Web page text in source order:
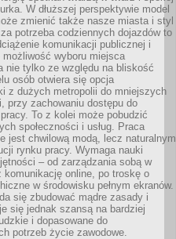
W dłuższej perspektywie model
zmienić także nasze miasta i styl
potrzeba codziennych dojazdów to
komunikacji publicznej i
wyboru miejsca
nie tylko ze względu na bliskość
osób otwiera się opcja
z dużych metropolii do mniejszych
przy zachowaniu dostępu do
To z kolei może pobudzić
społeczności i usług. Praca
jest chwilową modą, lecz naturalnym
rynku pracy. Wymaga nauki
– od zarządzania sobą w
komunikację online, po troskę o
w środowisku pełnym ekranów.
się zbudować mądre zasady i
się jednak szansą na bardziej
i dopasowane do
potrzeb życie zawodowe.